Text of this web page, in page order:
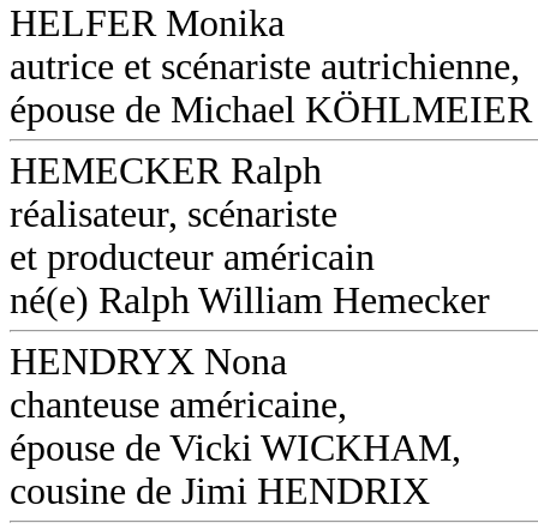
HELFER Monika
autrice et scénariste autrichienne,
épouse de Michael
HEMECKER Ralph
réalisateur, scénariste
et producteur américain
né(e) Ralph William Hemecker
HENDRYX Nona
chanteuse américaine,
épouse de Vicki WICKHAM,
cousine de Jimi HENDRIX